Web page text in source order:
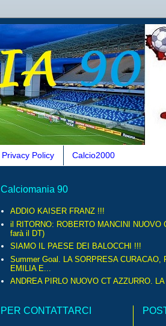
Privacy Policy Calcio2000
Calciomania 90
ADDIO KAISER FRANZ !!!
il RITORNO: ROBERTO MANCINI NUOVO
farà il DT)
SIAMO IL PAESE DEI BALOCCHI !!!
Summer Goal. LA SORPRESA CURACAO,
EMILIA E...
ANDREA PIRLO NUOVO CT AZZURRO.
PER CONTATTARCI